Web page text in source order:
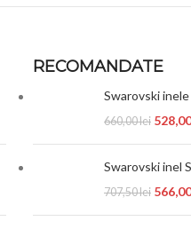
RECOMANDATE
Swarovski
660,00lei
Swarovski inel
707,50lei